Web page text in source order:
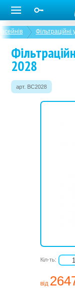
Фільтраційні
2028
арт. BC2028
від
Кіл-ть: